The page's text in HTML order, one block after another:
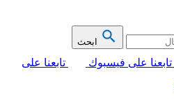
ابحث
تابعنا على فيسبوك
تابعنا على